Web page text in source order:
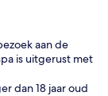
aan de
is uitgerust met
dan 18 jaar oud